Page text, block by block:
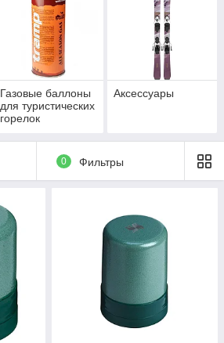
Газовые баллоны
для туристических
горелок
Аксессуары
0 Фильтры